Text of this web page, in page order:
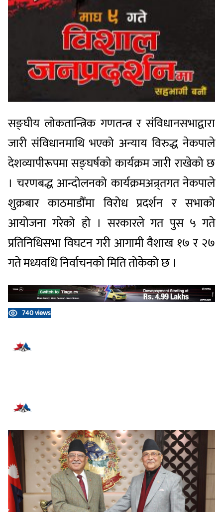
सङ्घीय लोकतान्त्रिक गणतन्त्र र संविधानसभाद्वारा
जारी संविधानमाथि भएको अन्याय विरुद्ध नेकपाले
देशव्यापीरूपमा सङ्घर्षको कार्यक्रम जारी राखेको छ
। चरणबद्ध आन्दोलनको कार्यक्रमअन्र्तगत नेकपाले
शुक्रबार काठमाडौँमा विरोध प्रदर्शन र सभाको
आयोजना गरेको हो । सरकारले गत पुस ५ गते
प्रतिनिधिसभा विघटन गरी आगामी वैशाख १७ र २७
गते मध्यवधि निर्वाचनको मिति तोकेको छ ।
740 views